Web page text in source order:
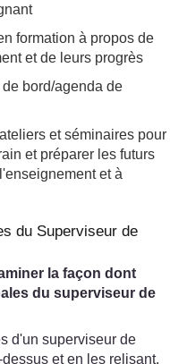
formation à propos de
et de leurs progrès
bord/agenda de
et séminaires pour
et préparer les futurs
et à
du Superviseur de
la façon dont
du superviseur de
d'un superviseur de
et en les relisant,